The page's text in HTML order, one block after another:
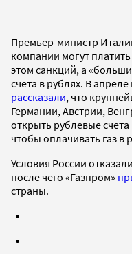
Премьер-министр
компании могут
этом санкций, а
счета в рублях. В
рассказали, что
Германии, Австрии,
открыть рублевые
чтобы оплачивать газ в
Условия России
после чего «Газпром»
страны.